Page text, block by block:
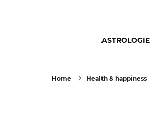
ASTROLOGIE
Home Health & happiness